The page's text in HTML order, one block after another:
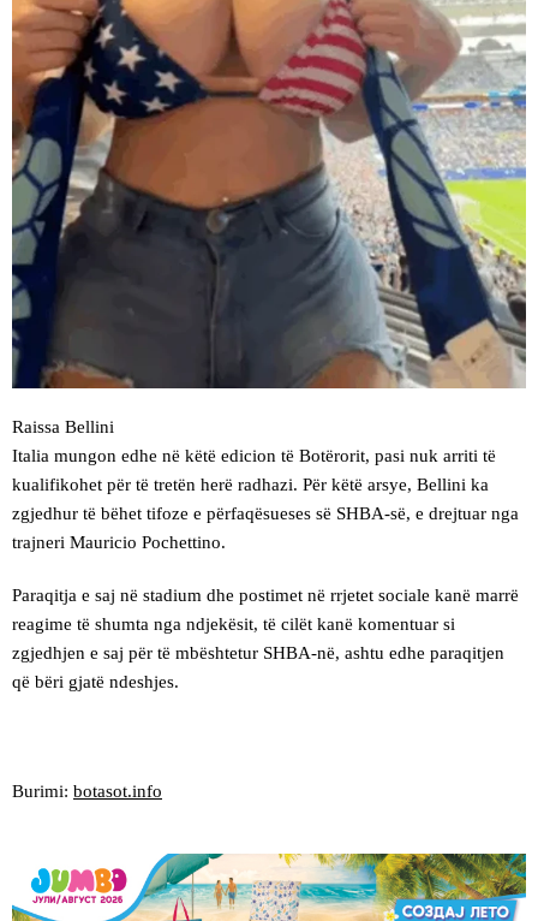
Raissa Bellini
Italia mungon edhe në këtë edicion të Botërorit, pasi nuk arriti të
kualifikohet për të tretën herë radhazi. Për këtë arsye, Bellini ka
zgjedhur të bëhet tifoze e përfaqësueses së SHBA-së, e drejtuar nga
trajneri Mauricio Pochettino.
Paraqitja e saj në stadium dhe postimet në rrjetet sociale kanë marrë
reagime të shumta nga ndjekësit, të cilët kanë komentuar si
zgjedhjen e saj për të mbështetur SHBA-në, ashtu edhe paraqitjen
që bëri gjatë ndeshjes.
Burimi: botasot.info